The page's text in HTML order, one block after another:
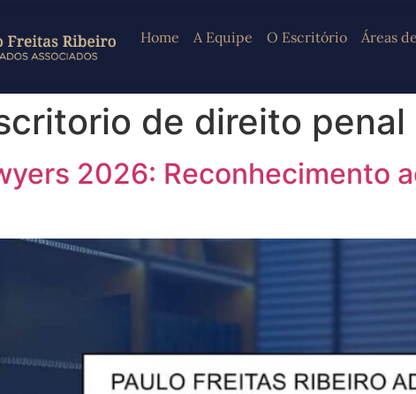
Home A Equipe O Escritório Áreas
de direito penal
2026: Reconhecimento